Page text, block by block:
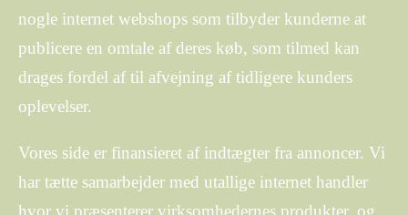
nogle internet webshops som tilbyder kunderne at
publicere en omtale af deres køb, som tilmed kan
drages fordel af til afvejning af tidligere kunders
oplevelser.
Vores side er finansieret af indtægter fra annoncer. Vi
har tætte samarbejder med utallige internet handler
hvor vi præsenterer virksomhedernes produkter, og